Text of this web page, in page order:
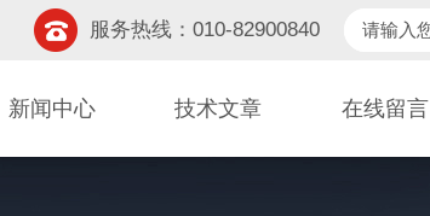
服务热线：010-82900840
新闻中心 技术文章 在线留言